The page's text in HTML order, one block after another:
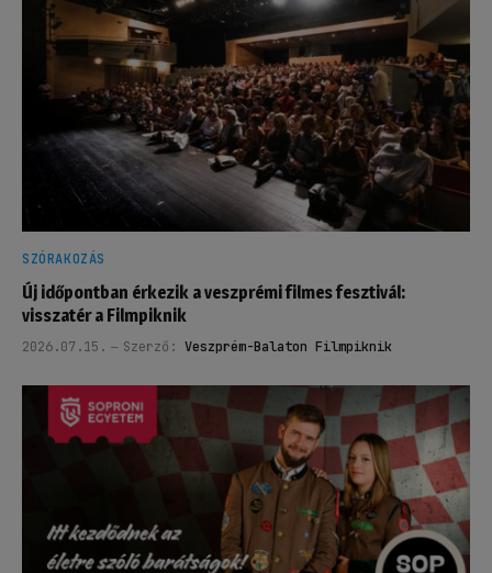
SZÓRAKOZÁS
Új időpontban érkezik a veszprémi filmes fesztivál:
visszatér a Filmpiknik
2026.07.15. Szerző: Veszprém-Balaton Filmpiknik